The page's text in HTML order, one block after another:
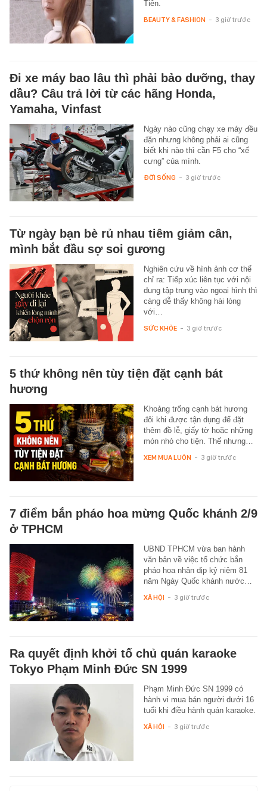
Tiên.
BEAUTY & FASHION - 3 giờ trước
Đi xe máy bao lâu thì phải bảo dưỡng, thay
dầu? Câu trả lời từ các hãng Honda,
Yamaha, Vinfast
Ngày nào cũng chạy xe máy đều
đặn nhưng không phải ai cũng
biết khi nào thì cần F5 cho “xế
cưng” của mình.
ĐỜI SỐNG - 3 giờ trước
Từ ngày bạn bè rủ nhau tiêm giảm cân,
mình bắt đầu sợ soi gương
Nghiên cứu về hình ảnh cơ thể
chỉ ra: Tiếp xúc liên tục với nội
dung tập trung vào ngoại hình thì
càng dễ thấy không hài lòng
với…
SỨC KHỎE - 3 giờ trước
5 thứ không nên tùy tiện đặt cạnh bát
hương
Khoảng trống cạnh bát hương
đôi khi được tận dụng để đặt
thêm đồ lễ, giấy tờ hoặc những
món nhỏ cho tiện. Thế nhưng…
XEM MUA LUÔN - 3 giờ trước
7 điểm bắn pháo hoa mừng Quốc khánh 2/9
ở TPHCM
UBND TPHCM vừa ban hành
văn bản về việc tổ chức bắn
pháo hoa nhân dịp kỷ niệm 81
năm Ngày Quốc khánh nước…
XÃ HỘI - 3 giờ trước
Ra quyết định khởi tố chủ quán karaoke
Tokyo Phạm Minh Đức SN 1999
Phạm Minh Đức SN 1999 có
hành vi mua bán người dưới 16
tuổi khi điều hành quán karaoke.
XÃ HỘI - 3 giờ trước